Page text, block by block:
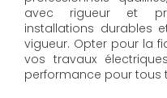
avec rigueur et
installations durables
vigueur. Opter pour la
vos travaux
performance pour tous